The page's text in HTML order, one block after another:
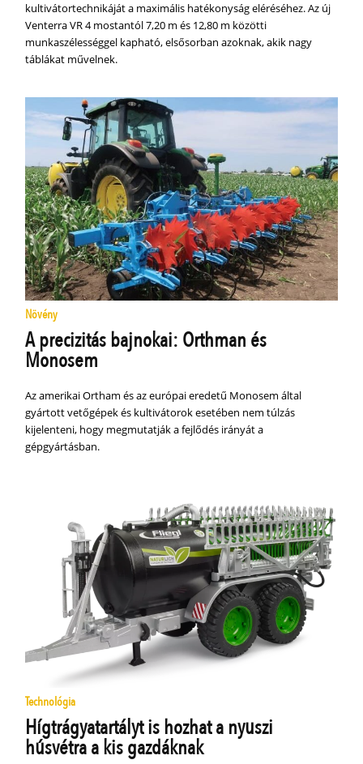
kultivátortechnikáját a maximális hatékonyság eléréséhez. Az új
Venterra VR 4 mostantól 7,20 m és 12,80 m közötti
munkaszélességgel kapható, elsősorban azoknak, akik nagy
táblákat művelnek.
Növény
A precizitás bajnokai: Orthman és
Monosem
Az amerikai Ortham és az európai eredetű Monosem által
gyártott vetőgépek és kultivátorok esetében nem túlzás
kijelenteni, hogy megmutatják a fejlődés irányát a
gépgyártásban.
Technológia
Hígtrágyatartályt is hozhat a nyuszi
húsvétra a kis gazdáknak